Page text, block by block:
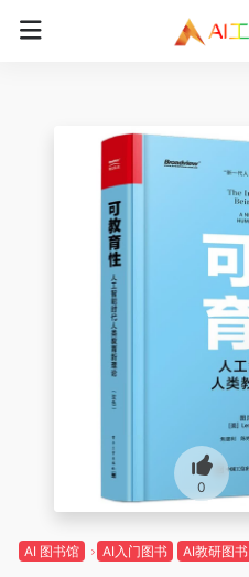
0
AI 图书馆 AI入门图书 AI教研图书